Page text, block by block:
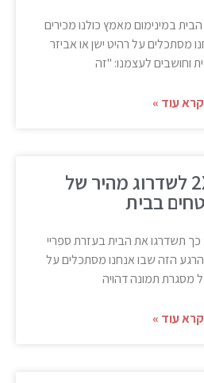
במינימום מאמץ כולנו מכירים
מסתכלים על רהיט ישן או אביזר
וחושבים לעצמנו: "זה
קרא עוד »
ספריי לכה 2X לשדרוג מהיר של
בבית
תשדרגו את הבית בעזרת ספריי
הרגע הזה שבו אנחנו מסתכלים על
מסגרת תמונה דהויה
קרא עוד »